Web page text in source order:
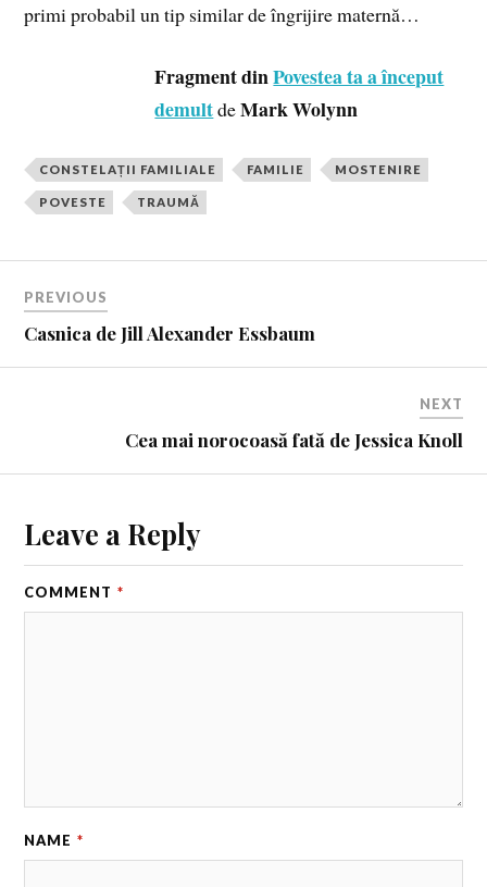
primi probabil un tip similar de îngrijire maternă…
Fragment dinPovestea ta a început
demultdeMark Wolynn
CONSTELAȚII FAMILIALE FAMILIE MOSTENIRE
POVESTE TRAUMĂ
PREVIOUS
Casnica de Jill Alexander Essbaum
NEXT
Cea mai norocoasă fată de Jessica Knoll
Leave a Reply
COMMENT *
NAME *